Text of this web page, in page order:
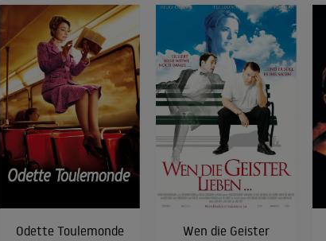
Odette Toulemonde
Wen die Geister